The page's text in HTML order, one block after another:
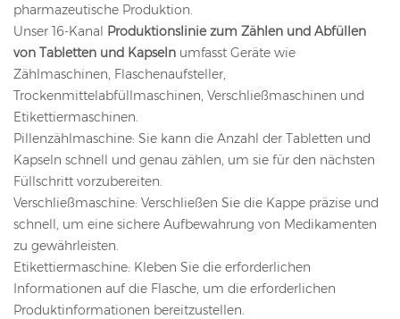
pharmazeutische Produktion.
Unser 16-Kanal Produktionslinie zum Zählen und Abfüllen
von Tabletten und Kapseln umfasst Geräte wie
Zählmaschinen, Flaschenaufsteller,
Trockenmittelabfüllmaschinen, Verschließmaschinen und
Etikettiermaschinen.
Pillenzählmaschine: Sie kann die Anzahl der Tabletten und
Kapseln schnell und genau zählen, um sie für den nächsten
Füllschritt vorzubereiten.
Verschließmaschine: Verschließen Sie die Kappe präzise und
schnell, um eine sichere Aufbewahrung von Medikamenten
zu gewährleisten.
Etikettiermaschine: Kleben Sie die erforderlichen
Informationen auf die Flasche, um die erforderlichen
Produktinformationen bereitzustellen.